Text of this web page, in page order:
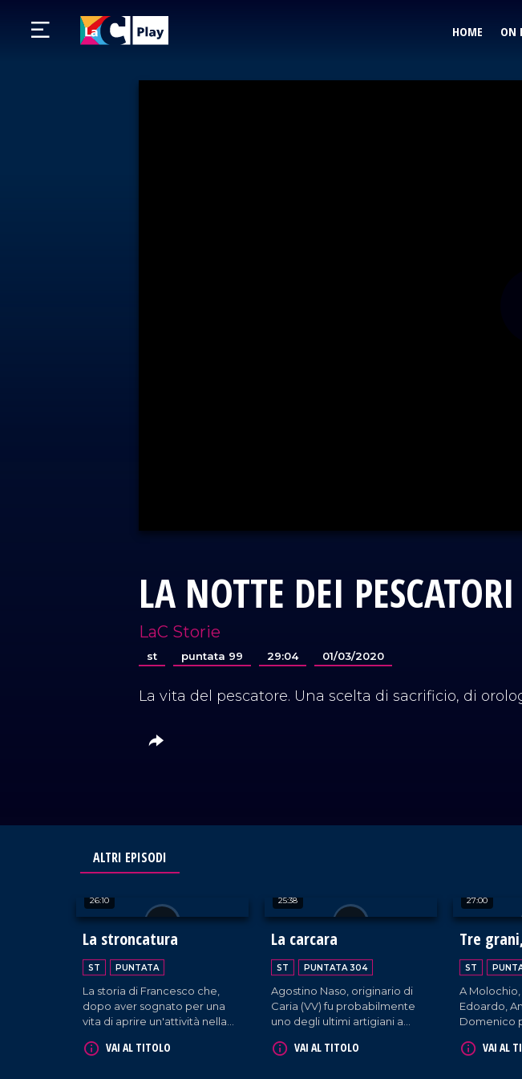
HOME ON
LA NOTTE DEI PESCATORI
LaC Storie
st puntata 99 29:04 01/03/2020
La vita del pescatore. Una scelta di sacrificio, di
ALTRI EPISODI
26:10
La stroncatura
ST PUNTATA
La storia di Francesco che,
dopo aver sognato per una
vita di aprire un'attività nella
dà nuova vita a un pastificio
VAI AL TITOLO
25:38
La carcara
ST PUNTATA 304
Agostino Naso, originario di
Caria (VV) fu probabilmente
uno degli ultimi artigiani a
della calce attraverso l'utilizzo
VAI AL TITOLO
27:00
Tre
ST
A Molochio,
Edoardo,
Domenico
paneVAI AL